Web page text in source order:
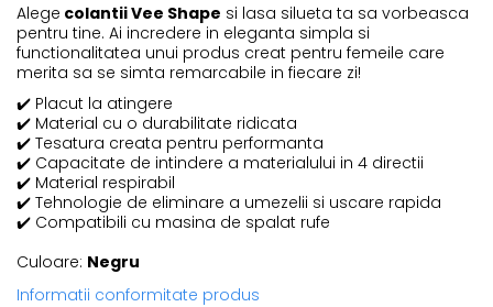
Alege colantii Vee Shape si lasa silueta ta sa vorbeasca
pentru tine. Ai incredere in eleganta simpla si
functionalitatea unui produs creat pentru femeile care
merita sa se simta remarcabile in fiecare zi!
✔️ Placut la atingere
✔️ Material cu o durabilitate ridicata
✔️ Tesatura creata pentru performanta
✔️ Capacitate de intindere a materialului in 4 directii
✔️ Material respirabil
✔️ Tehnologie de eliminare a umezelii si uscare rapida
✔️ Compatibili cu masina de spalat rufe
Culoare: Negru
Informatii conformitate produs